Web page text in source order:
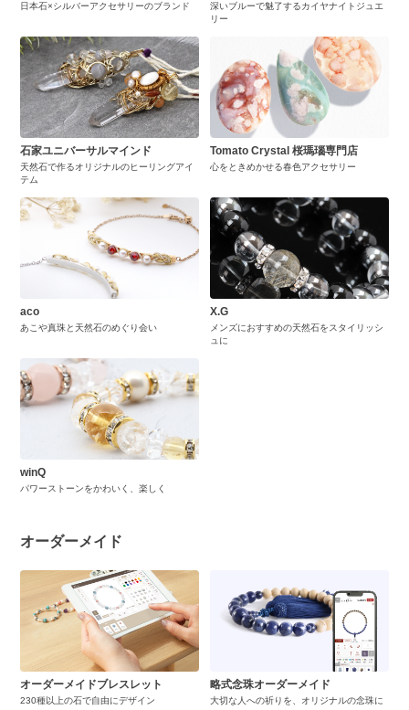
日本石×シルバーアクセサリーのブランド
深いブルーで魅了するカイヤナイトジュエ
リー
石家ユニバーサルマインド
天然石で作るオリジナルのヒーリングアイ
テム
Tomato Crystal 桜瑪瑙専門店
心をときめかせる春色アクセサリー
aco
あこや真珠と天然石のめぐり会い
X.G
メンズにおすすめの天然石をスタイリッシ
ュに
winQ
パワーストーンをかわいく、楽しく
オーダーメイド
オーダーメイドブレスレット
230種以上の石で自由にデザイン
略式念珠オーダーメイド
大切な人への祈りを、オリジナルの念珠に